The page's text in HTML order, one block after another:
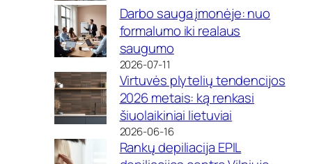
Darbo sauga įmonėje: nuo
formalumo iki realaus
saugumo
2026-07-11
Virtuvės plytelių tendencijos
2026 metais: ką renkasi
šiuolaikiniai lietuviai
2026-06-16
Rankų depiliacija EPIL